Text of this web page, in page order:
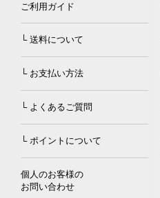
ご利用ガイド
└ 送料について
└ お支払い方法
└ よくあるご質問
└ ポイントについて
個人のお客様の
お問い合わせ